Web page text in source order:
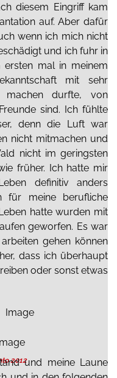
diesem Eingriff kam
auf. Aber dafür
wenn ich mich nicht
und ich fuhr in
mal in meinem
mit sehr
machen durfte, von
sind. Ich fühlte
denn die Luft war
nicht mitmachen und
nicht im geringsten
früher. Ich hatte mir
definitiv anders
für meine berufliche
hatte wurden mit
geworfen. Es war
gehen können
dass ich überhaupt
oder sonst etwas
2012und meine Laune